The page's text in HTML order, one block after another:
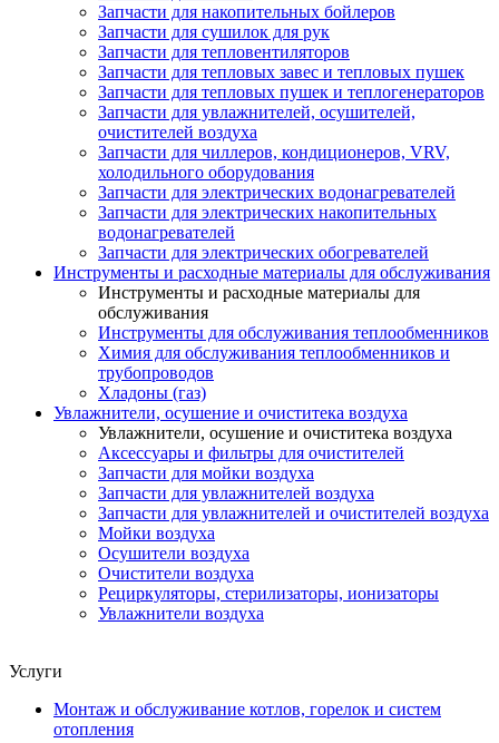
Запчасти для накопительных бойлеров
Запчасти для сушилок для рук
Запчасти для тепловентиляторов
Запчасти для тепловых завес и тепловых пушек
Запчасти для тепловых пушек и теплогенераторов
Запчасти для увлажнителей, осушителей,
очистителей воздуха
Запчасти для чиллеров, кондиционеров, VRV,
холодильного оборудования
Запчасти для электрических водонагревателей
Запчасти для электрических накопительных
водонагревателей
Запчасти для электрических обогревателей
Инструменты и расходные материалы для обслуживания
Инструменты и расходные материалы для
обслуживания
Инструменты для обслуживания теплообменников
Химия для обслуживания теплообменников и
трубопроводов
Хладоны (газ)
Увлажнители, осушение и очиститека воздуха
Увлажнители, осушение и очиститека воздуха
Аксессуары и фильтры для очистителей
Запчасти для мойки воздуха
Запчасти для увлажнителей воздуха
Запчасти для увлажнителей и очистителей воздуха
Мойки воздуха
Осушители воздуха
Очистители воздуха
Рециркуляторы, стерилизаторы, ионизаторы
Увлажнители воздуха
Услуги
Монтаж и обслуживание котлов, горелок и систем
отопления